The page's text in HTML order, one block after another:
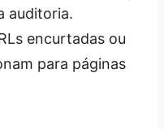
auditoria.
encurtadas ou
para páginas